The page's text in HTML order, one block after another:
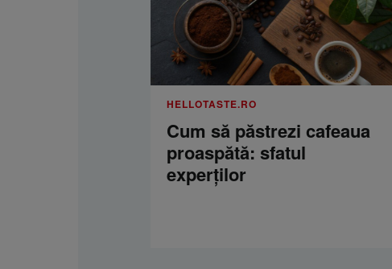
HELLOTASTE.RO
Cum să păstrezi cafeaua
proaspătă: sfatul
experților